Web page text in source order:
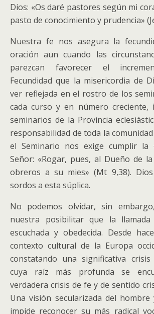
Dios: «Os daré pastores según mi
pasto de conocimiento y prudencia»
Nuestra fe nos asegura la
oración aun cuando las
parezcan favorecer el
Fecundidad que la misericordia de
ver reflejada en el rostro de los
cada curso y en número creciente,
seminarios de la Provincia
responsabilidad de toda la
el Seminario nos exige cumplir la
Señor: «Rogar, pues, al Dueño de
obreros a su mies» (Mt 9,38).
sordos a esta súplica.
No podemos olvidar, sin
nuestra posibilitar que la
escuchada y obedecida. Desde
contexto cultural de la Europa
constatando una significativa crisis
cuya raíz más profunda se
verdadera crisis de fe y de sentido
Una visión secularizada del
impide reconocer su más radical